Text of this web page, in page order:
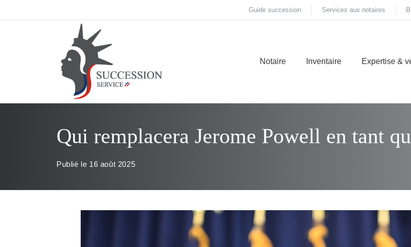
au
Guide succession Services aux notaires
Notaire Inventaire Expertise &
Qui remplacera Jerome Powell en tant
Publié le 16 août 2025